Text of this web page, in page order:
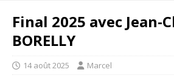
Final 2025 avec Jean-
BORELLY
14 août 2025 Marcel